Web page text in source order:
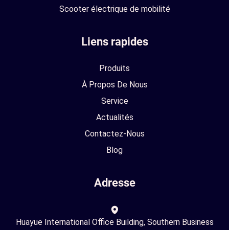
Scooter électrique de mobilité
Liens rapides
Produits
À Propos De Nous
Service
Actualités
Contactez-Nous
Blog
Adresse
Huayue International Office Building, Southern Business